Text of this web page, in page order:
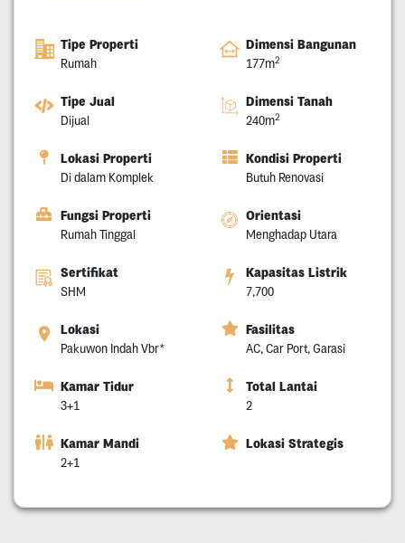
Tipe Properti
Rumah
Dimensi Bangunan
177m2
Tipe Jual
Dijual
Dimensi Tanah
240m2
Lokasi Properti
Di dalam Komplek
Kondisi Properti
Butuh Renovasi
Fungsi Properti
Rumah Tinggal
Orientasi
Menghadap Utara
Sertifikat
SHM
Kapasitas Listrik
7,700
Lokasi
Pakuwon Indah Vbr*
Fasilitas
AC, Car Port, Garasi
Kamar Tidur
3+1
Total Lantai
2
Kamar Mandi
2+1
Lokasi Strategis